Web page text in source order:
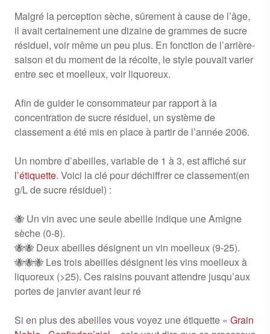
Malgré la perception sèche, sûrement à cause de l’âge,
il avait certainement une dizaine de grammes de sucre
résiduel, voir même un peu plus. En fonction de l’arrière-
saison et du moment de la récolte, le style pouvait varier
entre sec et moelleux, voir liquoreux.
Afin de guider le consommateur par rapport à la
concentration de sucre résiduel, un système de
classement a été mis en place à partir de l’année 2006.
Un nombre d’abeilles, variable de 1 à 3, est affiché sur
l’étiquette. Voici la clé pour déchiffrer ce classement(en
g/L de sucre résiduel) :
🐝 Un vin avec une seule abeille indique une Amigne
sèche (0-8).
🐝🐝 Deux abeilles désignent un vin moelleux (9-25).
🐝🐝🐝 Les trois abeilles désignent les vins moelleux à
liquoreux (>25). Ces raisins pouvant attendre jusqu’aux
portes de janvier avant leur ré
Si en plus des abeilles vous voyez une étiquette « Grain